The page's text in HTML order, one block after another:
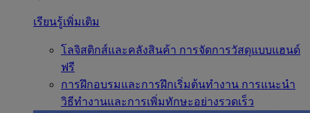
เรียนรู้เพิ่มเติม
โลจิสติกส์และคลังสินค้า การจัดการวัสดุแบบแฮนด์
ฟรี
การฝึกอบรมและการฝึกเริ่มต้นทำงาน การแนะนำ
วิธีทำงานและการเพิ่มทักษะอย่างรวดเร็ว